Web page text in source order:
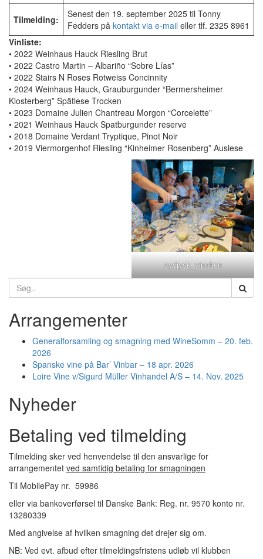
Tilmelding:
Senest den 19. september 2025 til Tonny
Fedders på kontakt via e-mail eller tlf. 2325 8961
Vinliste:
• 2022 Weinhaus Hauck Riesling Brut
• 2022 Castro Martin – Albariño “Sobre Lías”
• 2022 Stairs N Roses Rotweiss Concinnity
• 2024 Weinhaus Hauck, Grauburgunder “Bermersheimer
Klosterberg” Spätlese Trocken
• 2023 Domaine Julien Chantreau Morgon “Corcelette”
• 2021 Weinhaus Hauck Spatburgunder reserve
• 2018 Domaine Verdant Tryptique, Pinot Noir
• 2019 Viermorgenhof Riesling “Kinheimer Rosenberg” Auslese
sydjysk_vinaften
Search
for:
Arrangementer
Generalforsamling og smagning med WineSomm – 20. feb.
2026
Spanske vine på Bar’ Vinbar – 18 apr. 2026
Loire Vine v/Sigurd Müller Vinhandel A/S – 14. Nov. 2025
Nyheder
Betaling ved tilmelding
Tilmelding sker ved henvendelse til den ansvarlige for
arrangementet ved samtidig betaling for smagningen
Til MobilePay nr. 59986
eller via bankoverførsel til Danske Bank: Reg. nr. 9570 konto nr.
13280339
Med angivelse af hvilken smagning det drejer sig om.
NB: Ved evt. afbud efter tilmeldingsfristens udløb vil klubben